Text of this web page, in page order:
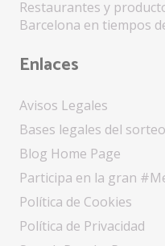
Restaurantes y
Barcelona en tiempos
Enlaces
Avisos Legales
Bases legales del sorteo
Blog Home Page
Participa en la gran
Política de Cookies
Política de Privacidad